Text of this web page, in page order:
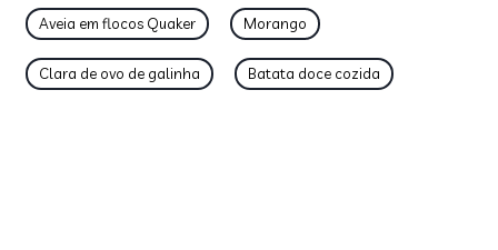
Aveia em flocos Quaker Morango
Clara de ovo de galinha Batata doce cozida